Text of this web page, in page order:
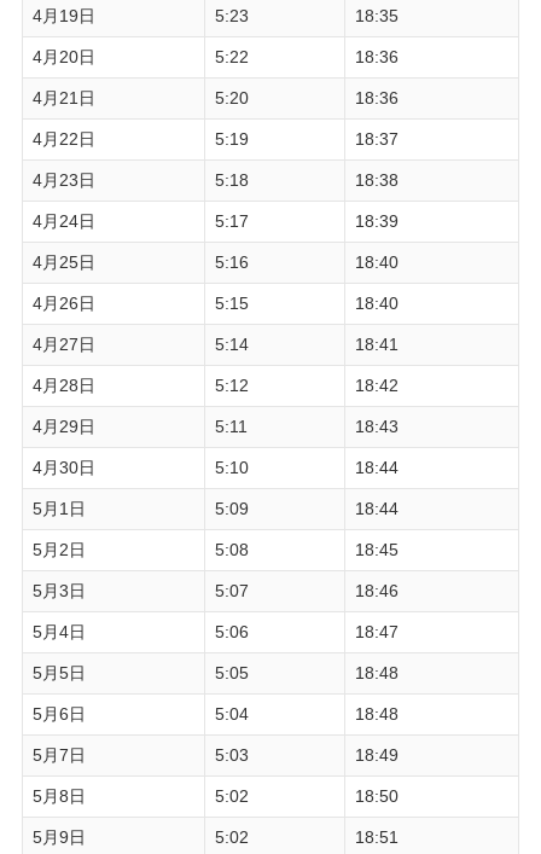
4月19日 5:23 18:35
4月20日 5:22 18:36
4月21日 5:20 18:36
4月22日 5:19 18:37
4月23日 5:18 18:38
4月24日 5:17 18:39
4月25日 5:16 18:40
4月26日 5:15 18:40
4月27日 5:14 18:41
4月28日 5:12 18:42
4月29日 5:11 18:43
4月30日 5:10 18:44
5月1日 5:09 18:44
5月2日 5:08 18:45
5月3日 5:07 18:46
5月4日 5:06 18:47
5月5日 5:05 18:48
5月6日 5:04 18:48
5月7日 5:03 18:49
5月8日 5:02 18:50
5月9日 5:02 18:51